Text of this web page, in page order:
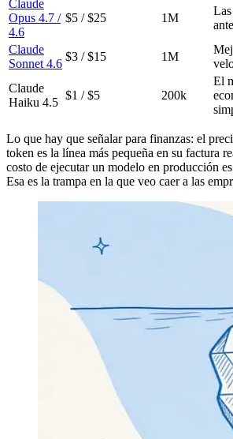
Claude
Opus 4.7 /
4.6
$5 / $25 1M
Claude
Sonnet 4.6
$3 / $15 1M
Claude
Haiku 4.5
$1 / $5 200k
El
Lo que hay que señalar para finanzas: el
token es la línea más pequeña en su factura
costo de ejecutar un modelo en producción
Esa es la trampa en la que veo caer a las